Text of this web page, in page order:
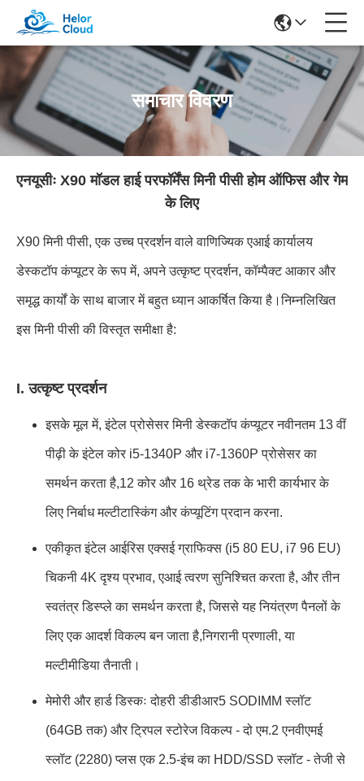
समाचार विवरण
एनयूसीः X90 मॉडल हाई परफॉर्मेंस मिनी पीसी होम ऑफिस और गेम
के लिए
X90 मिनी पीसी, एक उच्च प्रदर्शन वाले वाणिज्यिक एआई कार्यालय
डेस्कटॉप कंप्यूटर के रूप में, अपने उत्कृष्ट प्रदर्शन, कॉम्पैक्ट आकार और
समृद्ध कार्यों के साथ बाजार में बहुत ध्यान आकर्षित किया है।निम्नलिखित
इस मिनी पीसी की विस्तृत समीक्षा है:
I. उत्कृष्ट प्रदर्शन
इसके मूल में, इंटेल प्रोसेसर मिनी डेस्कटॉप कंप्यूटर नवीनतम 13 वीं
पीढ़ी के इंटेल कोर i5-1340P और i7-1360P प्रोसेसर का
समर्थन करता है,12 कोर और 16 थ्रेड तक के भारी कार्यभार के
लिए निर्बाध मल्टीटास्किंग और कंप्यूटिंग प्रदान करना.
एकीकृत इंटेल आईरिस एक्सई ग्राफिक्स (i5 80 EU, i7 96 EU)
चिकनी 4K दृश्य प्रभाव, एआई त्वरण सुनिश्चित करता है, और तीन
स्वतंत्र डिस्प्ले का समर्थन करता है, जिससे यह नियंत्रण पैनलों के
लिए एक आदर्श विकल्प बन जाता है,निगरानी प्रणाली, या
मल्टीमीडिया तैनाती।
मेमोरी और हार्ड डिस्कः दोहरी डीडीआर5 SODIMM स्लॉट
(64GB तक) और ट्रिपल स्टोरेज विकल्प - दो एम.2 एनवीएमई
स्लॉट (2280) प्लस एक 2.5-इंच का HDD/SSD स्लॉट - तेजी से